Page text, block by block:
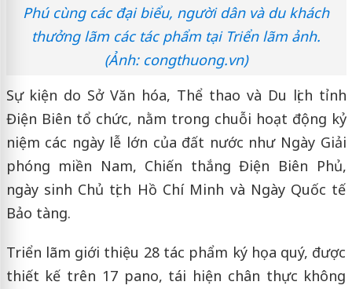
Phú cùng các đại biểu, người dân và du khách
thưởng lãm các tác phẩm tại Triển lãm ảnh.
(Ảnh: congthuong.vn)
Sự kiện do Sở Văn hóa, Thể thao và Du lịch tỉnh
Điện Biên tổ chức, nằm trong chuỗi hoạt động kỷ
niệm các ngày lễ lớn của đất nước như Ngày Giải
phóng miền Nam, Chiến thắng Điện Biên Phủ,
ngày sinh Chủ tịch Hồ Chí Minh và Ngày Quốc tế
Bảo tàng.
Triển lãm giới thiệu 28 tác phẩm ký họa quý, được
thiết kế trên 17 pano, tái hiện chân thực không